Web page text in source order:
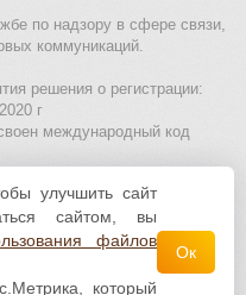
по надзору в сфере связи,
коммуникаций.
решения о регистрации:
г
международный код
конкурсы для детей
| Политика обработки и
полицензии Creative
улучшить сайт
сайтом, вы
файлов
который
Ок